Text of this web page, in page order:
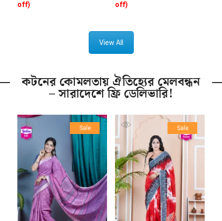
off)
off)
View All
কটনের কোমলতায় ঐতিহ্যের মেলবন্ধন
– সারাদেশে ফ্রি ডেলিভারি!
Sale Sale